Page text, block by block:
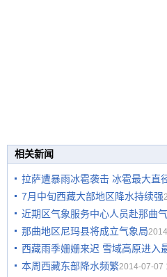
相关新闻
拉萨遭暴雨冰雹袭击 冰雹最大直
7月中旬西藏大部地区降水持续强
近期区气象服务中心人员赴那曲
那曲地区尼玛县将成立气象局
西藏雨季姗姗来迟 雪域高原进入
本周西藏东部降水频繁2014-07-07